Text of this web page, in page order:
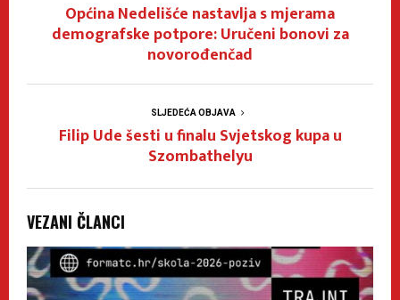
Općina Nedelišće nastavlja s mjerama
demografske potpore: Uručeni bonovi za
novorođenčad
SLJEDEĆA OBJAVA
Filip Ude šesti u finalu Svjetskog kupa u
Szombathelyu
VEZANI ČLANCI